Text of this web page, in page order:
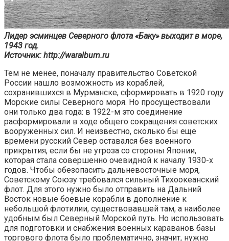
Лидер эсминцев Северного флота «Баку» выходит в море,
1943 год.
Источник: http://waralbum.ru
Тем не менее, поначалу правительство Советской
России нашло возможность из кораблей,
сохранившихся в Мурманске, сформировать в 1920 году
Морские силы Северного моря. Но просуществовали
они только два года: в 1922-м это соединение
расформировали в ходе общего сокращения советских
вооруженных сил. И неизвестно, сколько бы еще
времени русский Север оставался без военного
прикрытия, если бы не угроза со стороны Японии,
которая стала совершенно очевидной к началу 1930-х
годов. Чтобы обезопасить дальневосточные моря,
Советскому Союзу требовался сильный Тихоокеанский
флот. Для этого нужно было отправить на Дальний
Восток новые боевые корабли в дополнение к
небольшой флотилии, существовавшей там, а наиболее
удобным был Северный Морской путь. Но использовать
для подготовки и снабжения военных караванов базы
торгового флота было проблематично, значит, нужно